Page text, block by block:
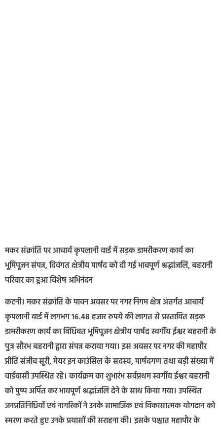
मकर संक्रांति पर आचार्य कृपलानी वार्ड में सड़क डामरीकरण कार्य का
भूमिपूजन संपन्न, दिवंगत क्षेत्रीय पार्षद को दी गई भावपूर्ण श्रद्धांजलि, बहरानी
परिवार का हुआ विशेष अभिनंदन
कटनी। मकर संक्रांति के पावन अवसर पर नगर निगम क्षेत्र अंतर्गत आचार्य
कृपलानी वार्ड में लगभग 16.48 हजार रुपये की लागत से प्रस्तावित सड़क
डामरीकरण कार्य का विधिवत भूमिपूजन क्षेत्रीय पार्षद स्वर्गीय ईश्वर बहरानी के
पुत्र सौरभ बहरानी द्वारा संपन्न कराया गया। इस अवसर पर नगर की महापौर
प्रीति संजीव सूरी, मेयर इन काउंसिल के सदस्य, पार्षदगण तथा बड़ी संख्या में
वार्डवासी उपस्थित रहे। कार्यक्रम का शुभारंभ सर्वप्रथम स्वर्गीय ईश्वर बहरानी
को पुष्प अर्पित कर भावपूर्ण श्रद्धांजलि देने के साथ किया गया। उपस्थित
जनप्रतिनिधियों एवं नागरिकों ने उनके सामाजिक एवं विकासात्मक योगदान को
स्मरण करते हुए उनके प्रयासों की सराहना की। इसके पश्चात महापौर के